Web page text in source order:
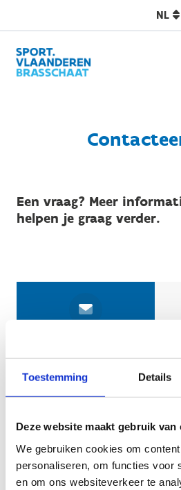
Toestemming Details
Deze website maakt gebruik van
We gebruiken cookies om
personaliseren, om functies voor
en om ons websiteverkeer te
NL
Een vraag? Meer
helpen je graag verder.